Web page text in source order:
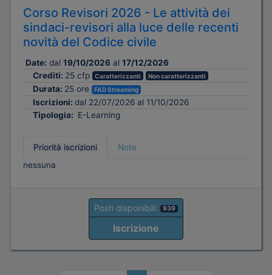
Corso Revisori 2026 - Le attività dei
sindaci-revisori alla luce delle recenti
novità del Codice civile
Date: dal 19/10/2026 al 17/12/2026
Crediti: 25 cfp Caratterizzanti Non caratterizzanti
Durata: 25 ore FAD Streaming
Iscrizioni: dal 22/07/2026 al 11/10/2026
Tipologia: E-Learning
Priorità iscrizioni
Note
nessuna
Posti disponibili: 939
Iscrizione